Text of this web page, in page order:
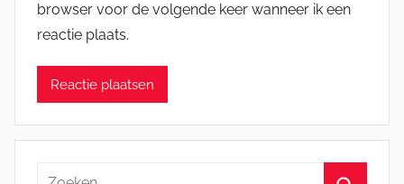
browser voor de volgende keer wanneer ik een
reactie plaats.
Zoeken